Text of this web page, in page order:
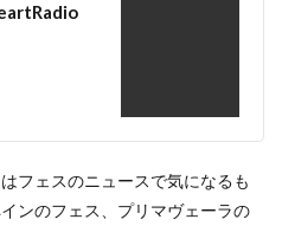
フェスのニュースで気になるも
ンのフェス、プリマヴェーラの